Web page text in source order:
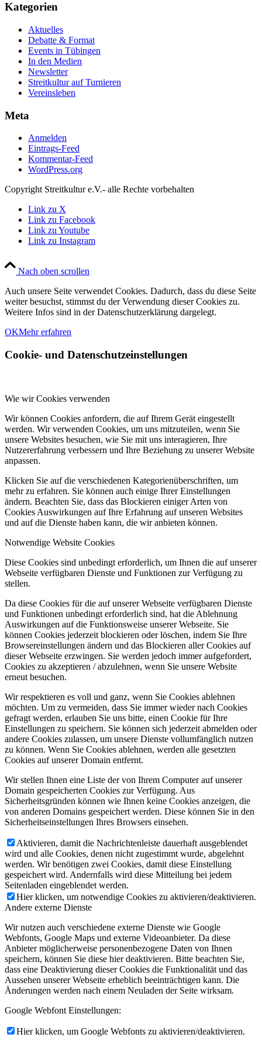
Kategorien
Aktuelles
Debatte & Format
Events in Tübingen
In den Medien
Newsletter
Streitkultur auf Turnieren
Vereinsleben
Meta
Anmelden
Eintrags-Feed
Kommentar-Feed
WordPress.org
Copyright Streitkultur e.V.- alle Rechte vorbehalten
Link zu X
Link zu Facebook
Link zu Youtube
Link zu Instagram
Nach oben scrollen
Auch unsere Seite verwendet Cookies. Dadurch, dass du diese Seite
weiter besuchst, stimmst du der Verwendung dieser Cookies zu.
Weitere Infos sind in der Datenschutzerklärung dargelegt.
OKMehr erfahren
Cookie- und Datenschutzeinstellungen
Wie wir Cookies verwenden
Wir können Cookies anfordern, die auf Ihrem Gerät eingestellt
werden. Wir verwenden Cookies, um uns mitzuteilen, wenn Sie
unsere Websites besuchen, wie Sie mit uns interagieren, Ihre
Nutzererfahrung verbessern und Ihre Beziehung zu unserer Website
anpassen.
Klicken Sie auf die verschiedenen Kategorienüberschriften, um
mehr zu erfahren. Sie können auch einige Ihrer Einstellungen
ändern. Beachten Sie, dass das Blockieren einiger Arten von
Cookies Auswirkungen auf Ihre Erfahrung auf unseren Websites
und auf die Dienste haben kann, die wir anbieten können.
Notwendige Website Cookies
Diese Cookies sind unbedingt erforderlich, um Ihnen die auf unserer
Webseite verfügbaren Dienste und Funktionen zur Verfügung zu
stellen.
Da diese Cookies für die auf unserer Webseite verfügbaren Dienste
und Funktionen unbedingt erforderlich sind, hat die Ablehnung
Auswirkungen auf die Funktionsweise unserer Webseite. Sie
können Cookies jederzeit blockieren oder löschen, indem Sie Ihre
Browsereinstellungen ändern und das Blockieren aller Cookies auf
dieser Webseite erzwingen. Sie werden jedoch immer aufgefordert,
Cookies zu akzeptieren / abzulehnen, wenn Sie unsere Website
erneut besuchen.
Wir respektieren es voll und ganz, wenn Sie Cookies ablehnen
möchten. Um zu vermeiden, dass Sie immer wieder nach Cookies
gefragt werden, erlauben Sie uns bitte, einen Cookie für Ihre
Einstellungen zu speichern. Sie können sich jederzeit abmelden oder
andere Cookies zulassen, um unsere Dienste vollumfänglich nutzen
zu können. Wenn Sie Cookies ablehnen, werden alle gesetzten
Cookies auf unserer Domain entfernt.
Wir stellen Ihnen eine Liste der von Ihrem Computer auf unserer
Domain gespeicherten Cookies zur Verfügung. Aus
Sicherheitsgründen können wie Ihnen keine Cookies anzeigen, die
von anderen Domains gespeichert werden. Diese können Sie in den
Sicherheitseinstellungen Ihres Browsers einsehen.
Aktivieren, damit die Nachrichtenleiste dauerhaft ausgeblendet
wird und alle Cookies, denen nicht zugestimmt wurde, abgelehnt
werden. Wir benötigen zwei Cookies, damit diese Einstellung
gespeichert wird. Andernfalls wird diese Mitteilung bei jedem
Seitenladen eingeblendet werden.
Hier klicken, um notwendige Cookies zu aktivieren/deaktivieren.
Andere externe Dienste
Wir nutzen auch verschiedene externe Dienste wie Google
Webfonts, Google Maps und externe Videoanbieter. Da diese
Anbieter möglicherweise personenbezogene Daten von Ihnen
speichern, können Sie diese hier deaktivieren. Bitte beachten Sie,
dass eine Deaktivierung dieser Cookies die Funktionalität und das
Aussehen unserer Webseite erheblich beeinträchtigen kann. Die
Änderungen werden nach einem Neuladen der Seite wirksam.
Google Webfont Einstellungen:
Hier klicken, um Google Webfonts zu aktivieren/deaktivieren.